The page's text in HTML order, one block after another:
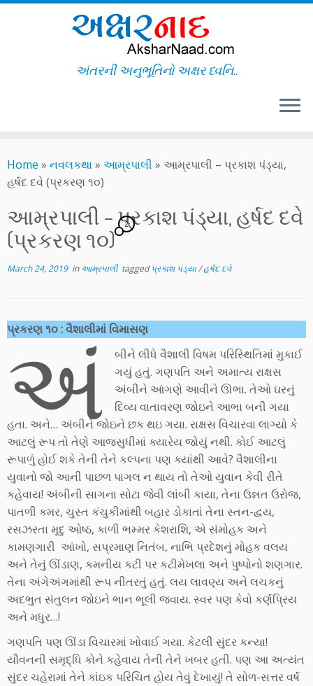
to
content
અંતરની અનુભૂતિનો અક્ષર ધ્વનિ..
Home » નવલકથા» આમ્રપાલી » આમ્રપાલી – પ્રકાશ પંડ્યા,
હર્ષદ દવે (પ્રકરણ ૧૦)
આમ્રપાલી – પ્રકાશ પંડ્યા, હર્ષદ દવે
(પ્રકરણ ૧૦)
2
March 24, 2019in આમ્રપાલી taggedપ્રકાશ પંડ્યા/હર્ષદ દવે
પ્રકરણ ૧૦ : વૈશાલીમાં વિમાસણ
અં
બીને લીધે વૈશાલી વિષમ પરિસ્થિતિમાં મુકાઈ
ગયું હતું. ગણપતિ અને અમાત્ય રાક્ષસ
અંબીને આંગણે આવીને ઊભા. તેઓ ઘરનું
દિવ્ય વાતાવરણ જોઇને આભા બની ગયા
હતા. અને… અંબીને જોઇને છક થઇ ગયા. રાક્ષસ વિચારવા લાગ્યો કે
આટલું રૂપ તો તેણે આજસુધીમાં ક્યારેય જોયું નથી. કોઈ આટલું
રૂપાળું હોઈ શકે તેની તેને કલ્પના પણ ક્યાંથી આવે? વૈશાલીના
યુવાનો જો આની પાછળ પાગલ ન થાય તો તેઓ યુવાન કેવી રીતે
કહેવાય! અંબીની સાગના સોટા જેવી લાંબી કાયા, તેના ઉન્નત ઉરોજ,
પાતળી કમર, ચુસ્ત કંચુકીમાંથી બહાર ડોકાતાં તેના સ્તન-દ્વય,
રસઝરતા મૃદુ ઓષ્ઠ, કાળી ભમ્મર કેશરાશિ, એ સંમોહક અને
કામણગારી આંખો, સપ્રમાણ નિતંબ, નાભિ પ્રદેશનું મોહક વલય
અને તેનું ઊંડાણ, કમનીય કટી પર કટીમેખલા અને પુષ્પોનો શણગાર.
તેના અંગેઅંગમાંથી રૂપ નીતરતું હતું. લય લાવણ્ય અને લચકનું
અદભુત સંતુલન જોઇને ભાન ભૂલી જવાય. સ્વર પણ કેવો કર્ણપ્રિય
અને મધુર…!
ગણપતિ પણ ઊંડા વિચારમાં ખોવાઈ ગયા. કેટલી સુંદર કન્યા!
યૌવનની સમૃદ્ધિ કોને કહેવાય તેની તેને ખબર હતી. પણ આ અત્યંત
સુંદર ચહેરામાં તેને કાંઇક પરિચિત હોય તેવું દેખાયું! તે સોળ-સત્તર વર્ષ